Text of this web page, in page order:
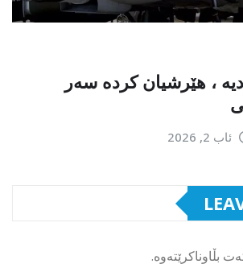
، هێرشیان کردە سەر
ئاب 2, 2026
بڵاوناکرێتەوە.